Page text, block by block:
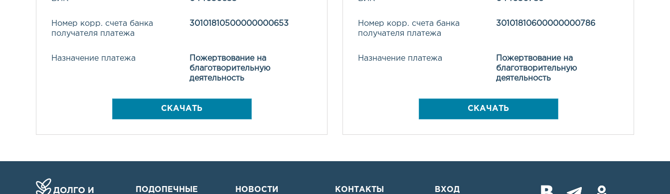
Номер корр. счета банка
получателя платежа
30101810500000000653
Назначение платежа
Пожертвование на
благотворительную
деятельность
СКАЧАТЬ
Номер корр. счета банка
получателя платежа
30101810600000000786
Назначение платежа
Пожертвование на
благотворительную
деятельность
СКАЧАТЬ
ПОДОПЕЧНЫЕ НОВОСТИ КОНТАКТЫ ВХОД